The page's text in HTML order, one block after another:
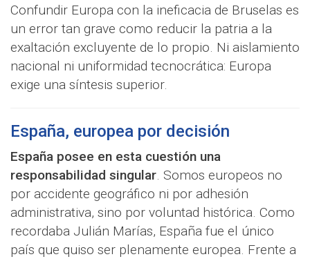
Confundir Europa con la ineficacia de Bruselas es
un error tan grave como reducir la patria a la
exaltación excluyente de lo propio. Ni aislamiento
nacional ni uniformidad tecnocrática: Europa
exige una síntesis superior.
España, europea por decisión
España posee en esta cuestión una
responsabilidad singular. Somos europeos no
por accidente geográfico ni por adhesión
administrativa, sino por voluntad histórica. Como
recordaba Julián Marías, España fue el único
país que quiso ser plenamente europea. Frente a